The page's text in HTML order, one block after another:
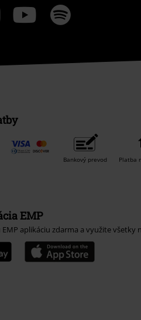
Bankový prevod Platba
EMP
aplikáciu zdarma a využite všetky